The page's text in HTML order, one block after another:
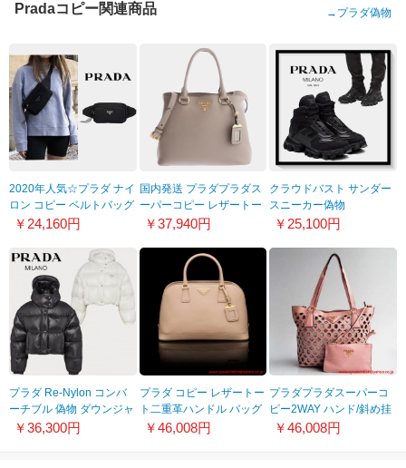
Pradaコピー関連商品 → プラダ偽物
2020年人気☆プラダ ナイ
ロン コピー ベルトバッグ
1BL010_064_F0002_V_YOO
￥24,160円
国内発送 プラダプラダス
ーパーコピー レザートー
トバッグ 2WAY 1BA058
￥37,940円
クラウドバスト サンダー
スニーカー偽物
2TG1803KZU-F0002
￥25,100円
プラダ Re-Nylon コンバ
ーチブル 偽物 ダウンジャ
ケット291973
￥36,300円
プラダ コピー レザートー
ト二重革ハンドル バッグ
BR1468
￥46,008円
プラダプラダスーパーコ
ピー2WAY ハンド/斜め挂
けバッグ ピンク 1023-1
￥46,008円